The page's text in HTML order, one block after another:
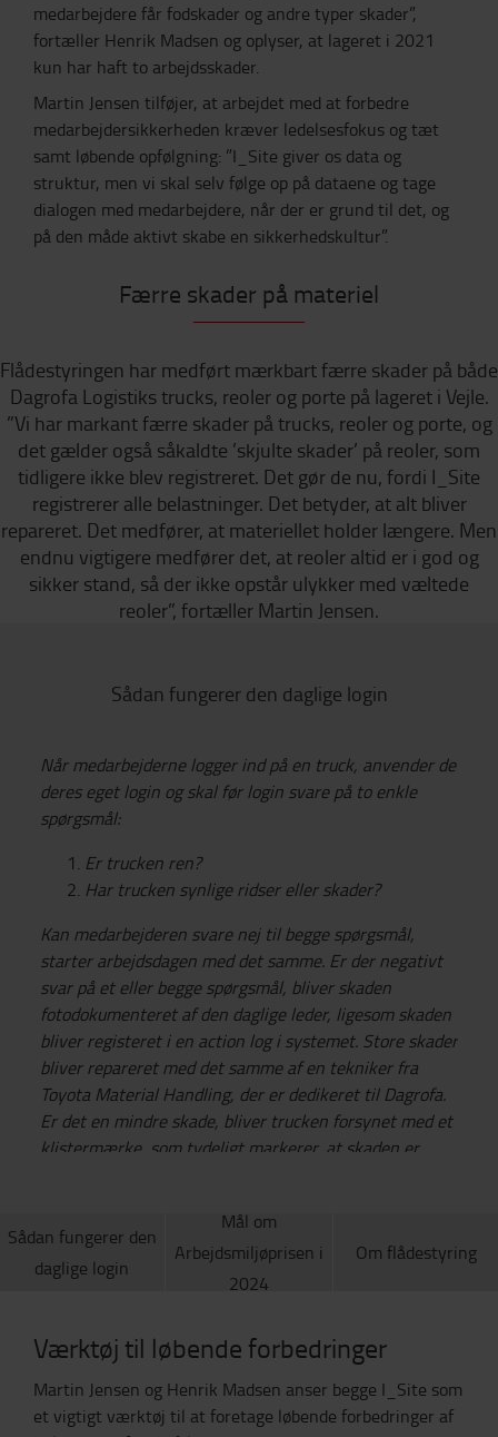
medarbejdere får fodskader og andre typer skader”,
fortæller Henrik Madsen og oplyser, at lageret i 2021
kun har haft to arbejdsskader.
Martin Jensen tilføjer, at arbejdet med at forbedre
medarbejdersikkerheden kræver ledelsesfokus og tæt
samt løbende opfølgning: ”I_Site giver os data og
struktur, men vi skal selv følge op på dataene og tage
dialogen med medarbejdere, når der er grund til det, og
på den måde aktivt skabe en sikkerhedskultur”.
Færre skader på materiel
Flådestyringen har medført mærkbart færre skader på både
Dagrofa Logistiks trucks, reoler og porte på lageret i Vejle.
”Vi har markant færre skader på trucks, reoler og porte, og
det gælder også såkaldte ’skjulte skader’ på reoler, som
tidligere ikke blev registreret. Det gør de nu, fordi I_Site
registrerer alle belastninger. Det betyder, at alt bliver
repareret. Det medfører, at materiellet holder længere. Men
endnu vigtigere medfører det, at reoler altid er i god og
sikker stand, så der ikke opstår ulykker med væltede
reoler”, fortæller Martin Jensen.
Sådan fungerer den daglige login
Når medarbejderne logger ind på en truck, anvender de
deres eget login og skal før login svare på to enkle
spørgsmål:
Er trucken ren?
Har trucken synlige ridser eller skader?
Kan medarbejderen svare nej til begge spørgsmål,
starter arbejdsdagen med det samme. Er der negativt
svar på et eller begge spørgsmål, bliver skaden
fotodokumenteret af den daglige leder, ligesom skaden
bliver registeret i en action log i systemet. Store skader
bliver repareret med det samme af en tekniker fra
Toyota Material Handling, der er dedikeret til Dagrofa.
Er det en mindre skade, bliver trucken forsynet med et
klistermærke, som tydeligt markerer, at skaden er
medarbejdere.
Sådan fungerer den
daglige login
Mål om
Arbejdsmiljøprisen i
2024
Om flådestyring
Værktøj til løbende forbedringer
Martin Jensen og Henrik Madsen anser begge I_Site som
et vigtigt værktøj til at foretage løbende forbedringer af